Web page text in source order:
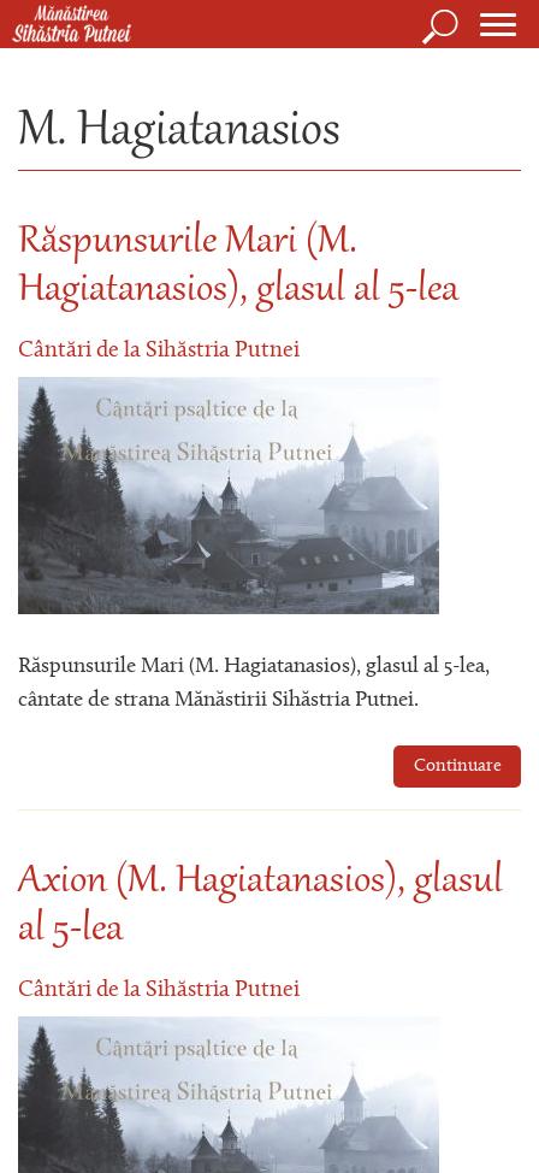
Mergi la conţinutul principal
Căutare
M. Hagiatanasios
Răspunsurile Mari (M.
Hagiatanasios), glasul al 5-lea
Cântări de la Sihăstria Putnei
Răspunsurile Mari (M. Hagiatanasios), glasul al 5-lea,
cântate de strana Mănăstirii Sihăstria Putnei.
Continuare
Axion (M. Hagiatanasios), glasul
al 5-lea
Cântări de la Sihăstria Putnei